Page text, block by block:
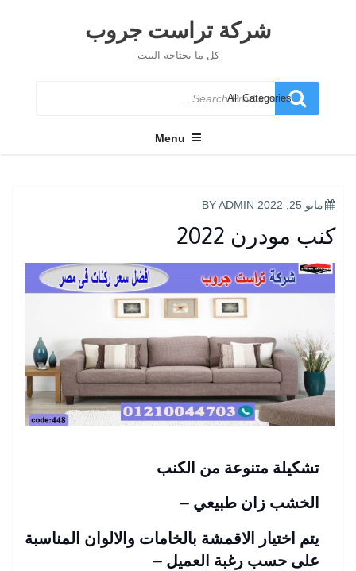
شركة تراست جروب
كل ما يحتاجه البيت
Search
for
Menu
POSTED
مايو 25, 2022 ADMIN
كنب مودرن 2022
تشكيلة متنوعة من الكنب
الخشب زان طبيعي –
يتم اختيار الاقمشة بالخامات والالوان المناسبة
على حسب رغبة العميل –